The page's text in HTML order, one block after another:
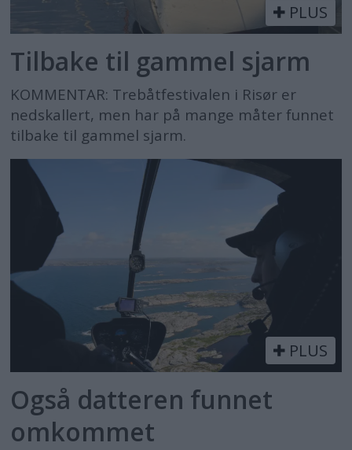
PLUS
Tilbake til gammel sjarm
KOMMENTAR: Trebåtfestivalen i Risør er
nedskallert, men har på mange måter funnet
tilbake til gammel sjarm.
PLUS
Også datteren funnet
omkommet